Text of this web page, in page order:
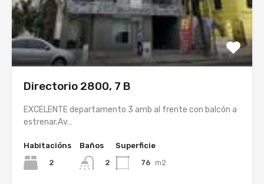
Directorio 2800, 7 B
EXCELENTE departamento 3 amb al frente con balcón a
estrenar.Av…
Habitacións
2
Baños
2
Superficie
76 m2